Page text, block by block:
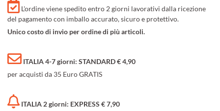
L'ordine viene spedito entro 2 giorni lavorativi dalla ricezione
del pagamento con imballo accurato, sicuro e protettivo.
Unico costo di invio per ordine di più articoli.
ITALIA 4-7 giorni: STANDARD € 4,90
per acquisti da 35 Euro GRATIS
ITALIA 2 giorni: EXPRESS € 7,90